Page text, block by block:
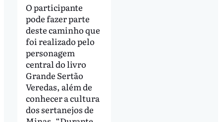
O participante
pode fazer parte
deste caminho que
foi realizado pelo
personagem
central do livro
Grande Sertão
Veredas, além de
conhecer a cultura
dos sertanejos de